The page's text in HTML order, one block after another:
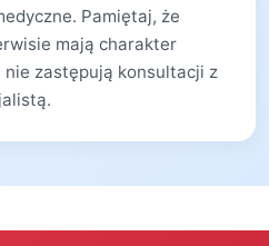
Pamiętaj, że
mają charakter
nie zastępują konsultacji z